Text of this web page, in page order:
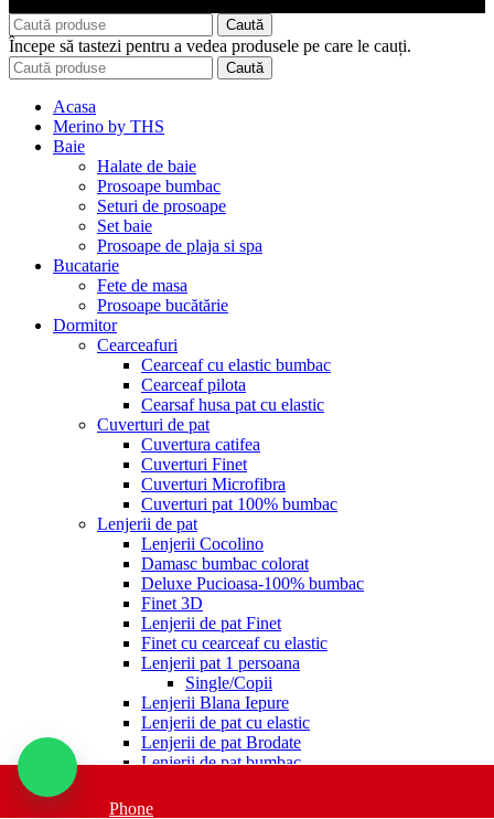
Caută
Începe să tastezi pentru a vedea produsele pe care le cauți.
Caută
Acasa
Merino by THS
Baie
Halate de baie
Prosoape bumbac
Seturi de prosoape
Set baie
Prosoape de plaja si spa
Bucatarie
Fete de masa
Prosoape bucătărie
Dormitor
Cearceafuri
Cearceaf cu elastic bumbac
Cearceaf pilota
Cearsaf husa pat cu elastic
Cuverturi de pat
Cuvertura catifea
Cuverturi Finet
Cuverturi Microfibra
Cuverturi pat 100% bumbac
Lenjerii de pat
Lenjerii Cocolino
Damasc bumbac colorat
Deluxe Pucioasa-100% bumbac
Finet 3D
Lenjerii de pat Finet
Finet cu cearceaf cu elastic
Lenjerii pat 1 persoana
Single/Copii
Lenjerii Blana Iepure
Lenjerii de pat cu elastic
Lenjerii de pat Brodate
Lenjerii de pat bumbac
Lenjerii Jacquard
Phone